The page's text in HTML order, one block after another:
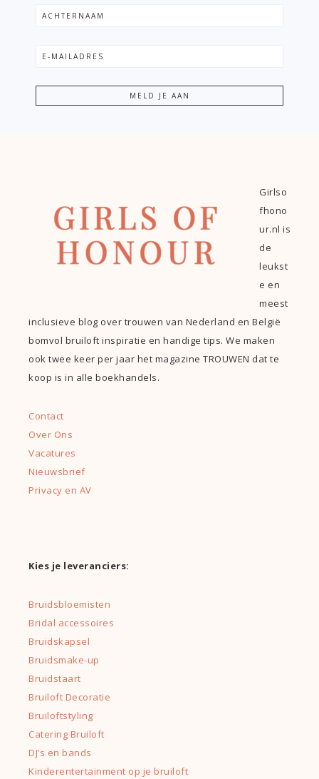
Girlso
fhono
ur.nl is
de
leukst
e en
meest
inclusieve blog over trouwen van Nederland en België
bomvol bruiloft inspiratie en handige tips. We maken
ook twee keer per jaar het magazine TROUWEN dat te
koop is in alle boekhandels.
Contact
Over Ons
Vacatures
Nieuwsbrief
Privacy en AV
Kies je leveranciers:
Bruidsbloemisten
Bridal accessoires
Bruidskapsel
Bruidsmake-up
Bruidstaart
Bruiloft Decoratie
Bruiloftstyling
Catering Bruiloft
DJ’s en bands
Kinderentertainment op je bruiloft